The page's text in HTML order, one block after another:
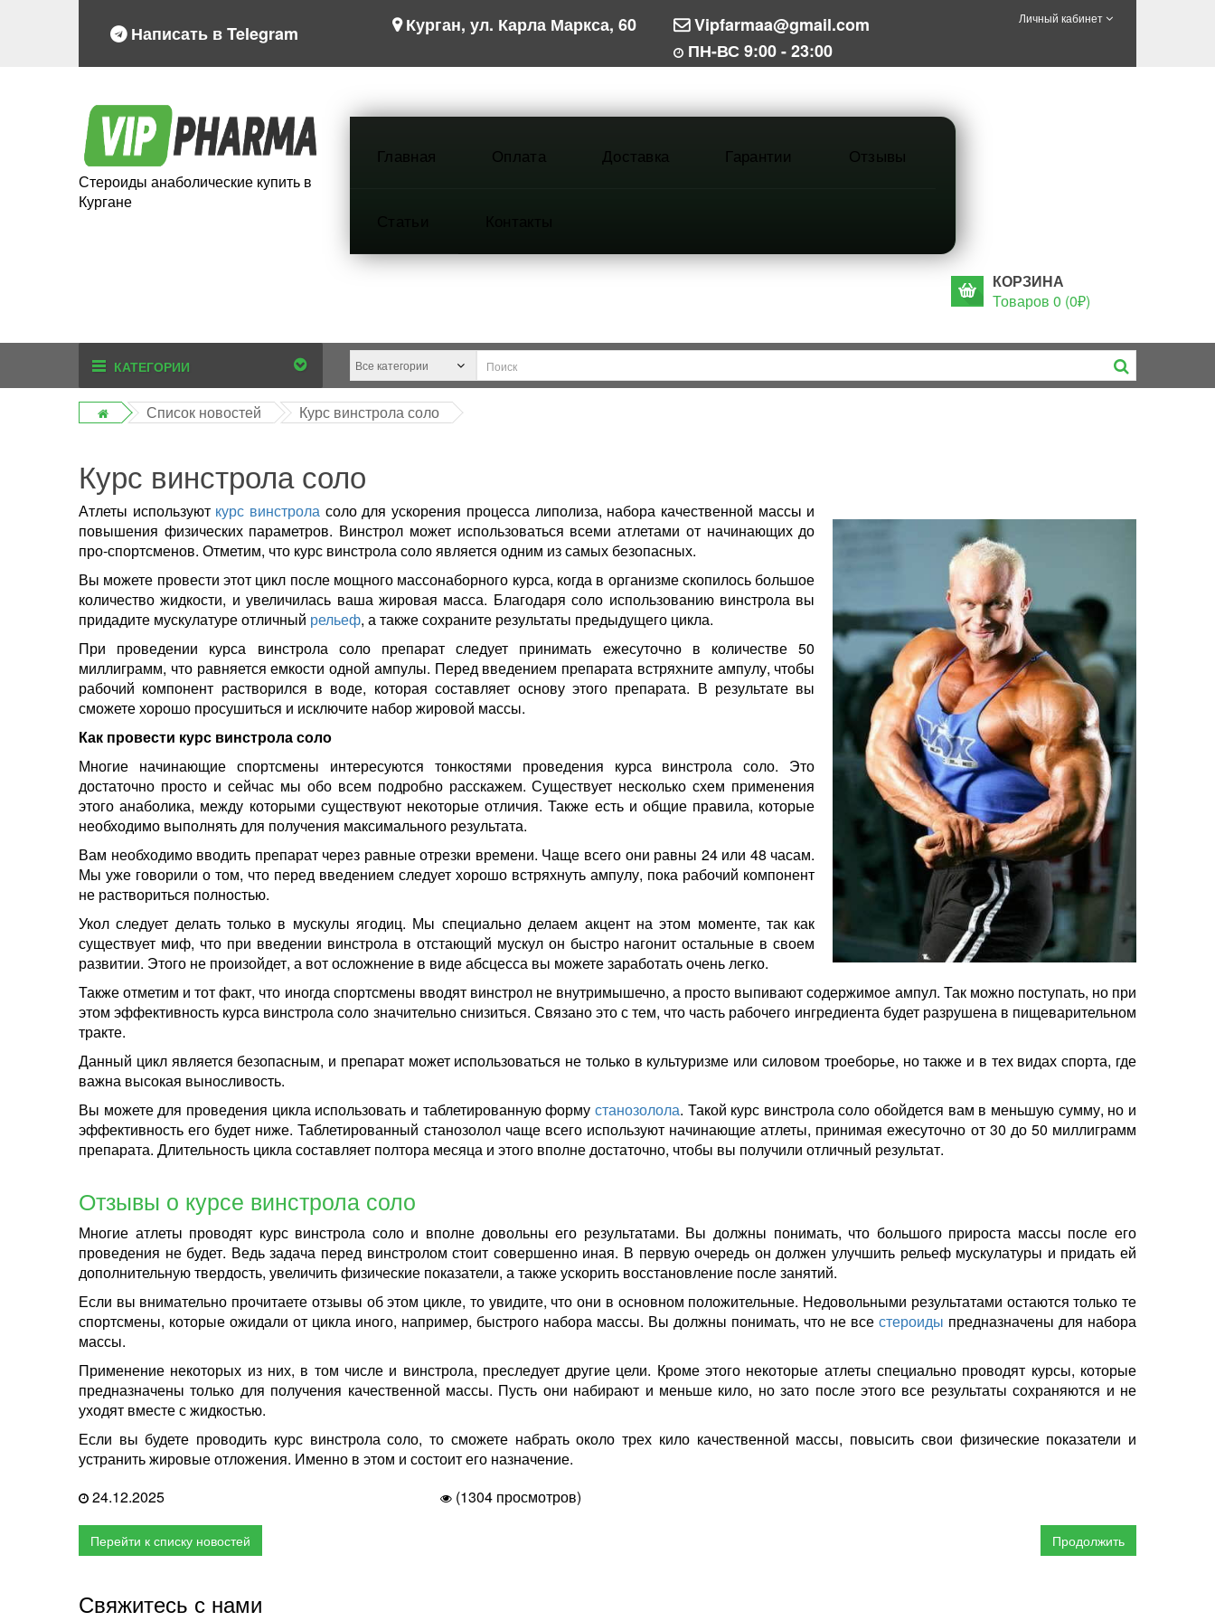
Написать в Telegram Курган, ул. Карла Маркса, 60
Vipfarmaa@gmail.com
ПН-ВС 9:00 - 23:00
Личный кабинет
Стероиды анаболические купить в
Кургане
Главная Оплата Доставка Гарантии Отзывы
КОРЗИНА
Товаров 0 (0₽)
КАТЕГОРИИ
Список новостей Курс винстрола соло
Курс винстрола соло
Атлеты используют курс винстрола соло для ускорения процесса липолиза, набора качественной массы и
повышения физических параметров. Винстрол может использоваться всеми атлетами от начинающих до
про-спортсменов. Отметим, что курс винстрола соло является одним из самых безопасных.
Вы можете провести этот цикл после мощного массонаборного курса, когда в организме скопилось большое
количество жидкости, и увеличилась ваша жировая масса. Благодаря соло использованию винстрола вы
придадите мускулатуре отличный рельеф, а также сохраните результаты предыдущего цикла.
При проведении курса винстрола соло препарат следует принимать ежесуточно в количестве 50
миллиграмм, что равняется емкости одной ампулы. Перед введением препарата встряхните ампулу, чтобы
рабочий компонент растворился в воде, которая составляет основу этого препарата. В результате вы
сможете хорошо просушиться и исключите набор жировой массы.
Как провести курс винстрола соло
Многие начинающие спортсмены интересуются тонкостями проведения курса винстрола соло. Это
достаточно просто и сейчас мы обо всем подробно расскажем. Существует несколько схем применения
этого анаболика, между которыми существуют некоторые отличия. Также есть и общие правила, которые
необходимо выполнять для получения максимального результата.
Вам необходимо вводить препарат через равные отрезки времени. Чаще всего они равны 24 или 48 часам.
Мы уже говорили о том, что перед введением следует хорошо встряхнуть ампулу, пока рабочий компонент
не раствориться полностью.
Укол следует делать только в мускулы ягодиц. Мы специально делаем акцент на этом моменте, так как
существует миф, что при введении винстрола в отстающий мускул он быстро нагонит остальные в своем
развитии. Этого не произойдет, а вот осложнение в виде абсцесса вы можете заработать очень легко.
Также отметим и тот факт, что иногда спортсмены вводят винстрол не внутримышечно, а просто выпивают содержимое ампул. Так можно поступать, но при
этом эффективность курса винстрола соло значительно снизиться. Связано это с тем, что часть рабочего ингредиента будет разрушена в пищеварительном
тракте.
Данный цикл является безопасным, и препарат может использоваться не только в культуризме или силовом троеборье, но также и в тех видах спорта, где
важна высокая выносливость.
Вы можете для проведения цикла использовать и таблетированную форму станозолола. Такой курс винстрола соло обойдется вам в меньшую сумму, но и
эффективность его будет ниже. Таблетированный станозолол чаще всего используют начинающие атлеты, принимая ежесуточно от 30 до 50 миллиграмм
препарата. Длительность цикла составляет полтора месяца и этого вполне достаточно, чтобы вы получили отличный результат.
Отзывы о курсе винстрола соло
Многие атлеты проводят курс винстрола соло и вполне довольны его результатами. Вы должны понимать, что большого прироста массы после его
проведения не будет. Ведь задача перед винстролом стоит совершенно иная. В первую очередь он должен улучшить рельеф мускулатуры и придать ей
дополнительную твердость, увеличить физические показатели, а также ускорить восстановление после занятий.
Если вы внимательно прочитаете отзывы об этом цикле, то увидите, что они в основном положительные. Недовольными результатами остаются только те
спортсмены, которые ожидали от цикла иного, например, быстрого набора массы. Вы должны понимать, что не все стероиды предназначены для набора
массы.
Применение некоторых из них, в том числе и винстрола, преследует другие цели. Кроме этого некоторые атлеты специально проводят курсы, которые
предназначены только для получения качественной массы. Пусть они набирают и меньше кило, но зато после этого все результаты сохраняются и не
уходят вместе с жидкостью.
Если вы будете проводить курс винстрола соло, то сможете набрать около трех кило качественной массы, повысить свои физические показатели и
устранить жировые отложения. Именно в этом и состоит его назначение.
24.12.2025
(1304 просмотров)
Перейти к списку новостей Продолжить
Свяжитесь с нами